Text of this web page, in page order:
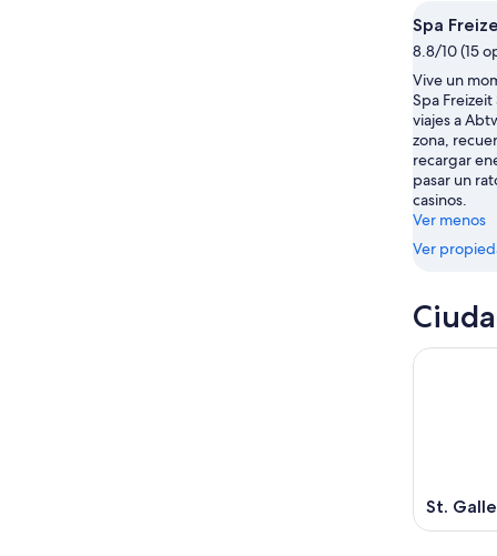
10
ago
la
noche,
10
ago
-
11
ago
el
próximo
de
semana,
14
ago
-
16
ago
Spa
8.8/10 (15
Vive un
Spa
viajes a
zona,
recargar
pasar un
casinos.
Ver menos
Ver
St.